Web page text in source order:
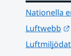
Nationella
Luftwebb